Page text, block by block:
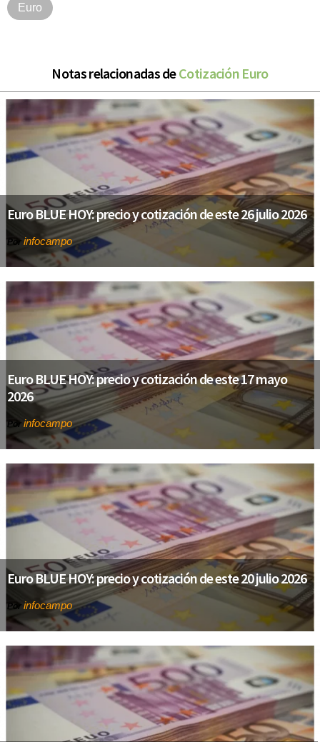
Euro
Notas relacionadas deCotización Euro
Euro BLUE HOY: precio y cotización de este 26 julio 2026
Por infocampo
Euro BLUE HOY: precio y cotización de este 17 mayo
2026
Por infocampo
Euro BLUE HOY: precio y cotización de este 20 julio 2026
Por infocampo